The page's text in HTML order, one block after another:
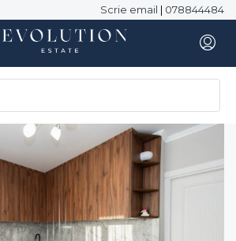
Scrie email | 078844484